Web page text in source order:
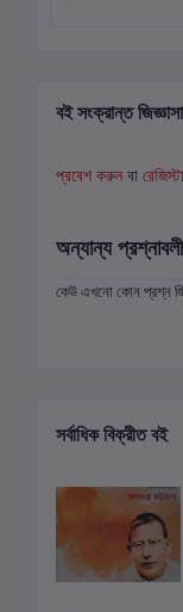
বই সংক্রান্ত
প্রবেশ করুন বা
অন্যান্য প্রশ্নাবলী
কেউ এখনো কোন প্রশ্ন
সর্বাধিক বিক্রীত বই